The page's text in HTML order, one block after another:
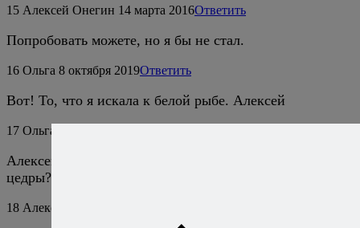
15 Алексей Онегин 14 марта 2016Ответить
Попробовать можете, но я бы не стал.
16 Ольга 8 октября 2019Ответить
Вот! То, что я искала к белой рыбе. Алексей
17 Ольга
Алексей, а не просится ли туда щепотка лимонной
цедры?
18 Алексей Онегин